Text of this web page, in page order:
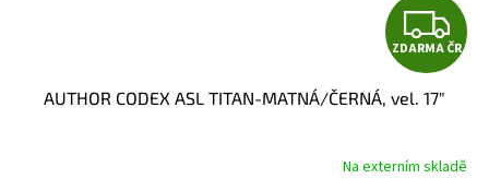
Z
D
R
ZDARMA ČR
AUTHOR CODEX ASL TITAN-MATNÁ/ČERNÁ, vel. 17"
Na externím skladě